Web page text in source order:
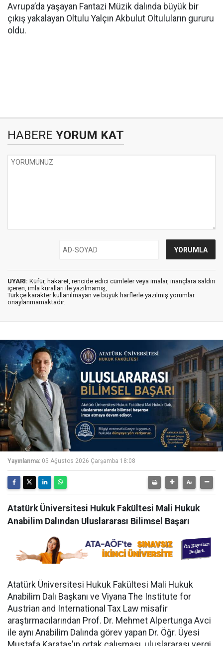
Avrupa’da yaşayan Fantazi Müzik dalında büyük bir
çıkış yakalayan Oltulu Yalçın Akbulut Oltuluların gururu
oldu.
HABERE YORUM KAT
UYARI: Küfür, hakaret, rencide edici cümleler veya imalar, inançlara saldırı
içeren, imla kuralları ile yazılmamış,
Türkçe karakter kullanılmayan ve büyük harflerle yazılmış yorumlar
onaylanmamaktadır.
Yayınlanma: 05 Ağustos 2026 Çarşamba 18:08
Atatürk Üniversitesi Hukuk Fakültesi Mali Hukuk
Anabilim Dalından Uluslararası Bilimsel Başarı
Atatürk Üniversitesi Hukuk Fakültesi Mali Hukuk
Anabilim Dalı Başkanı ve Viyana The Institute for
Austrian and International Tax Law misafir
araştırmacılarından Prof. Dr. Mehmet Alpertunga Avci
ile aynı Anabilim Dalında görev yapan Dr. Öğr. Üyesi